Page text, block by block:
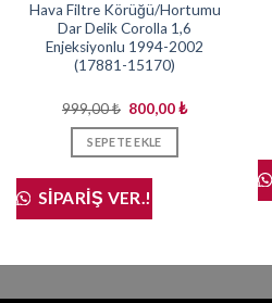
Hava Filtre Körüğü/Hortumu
Dar Delik Corolla 1,6
Enjeksiyonlu 1994-2002
(17881-15170)
999,00₺ Orijinal
fiyat:
999,00 ₺.
800,00₺Şu
SEPETE EKLE
SIPARIŞ VER.!